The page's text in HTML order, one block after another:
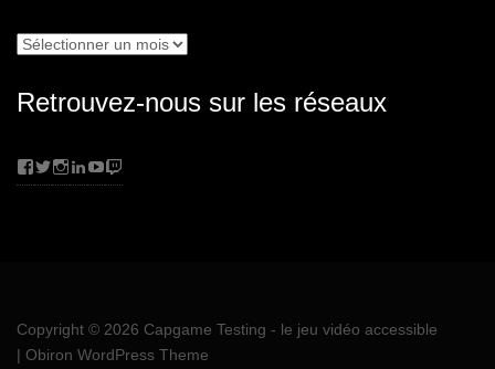
Archives
Retrouvez-nous sur les réseaux
Facebook
Twitter
Instagram
LinkedIn
YouTube
Copyright © 2026 Capgame Testing - le jeu vidéo accessible
| Obiron WordPress Theme